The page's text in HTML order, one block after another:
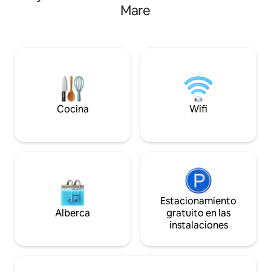
cocina interior y dos terrazas. Las
Mare
Cocina Wifi
Alberca
Estacionamiento
gratuito en las
instalaciones